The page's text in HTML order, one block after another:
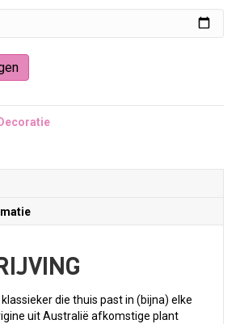
Decoratie
die thuis past in (bijna) elke
uit Australië afkomstige plant